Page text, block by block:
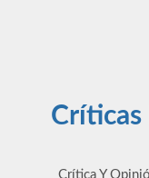
Críticas
Crítica Y